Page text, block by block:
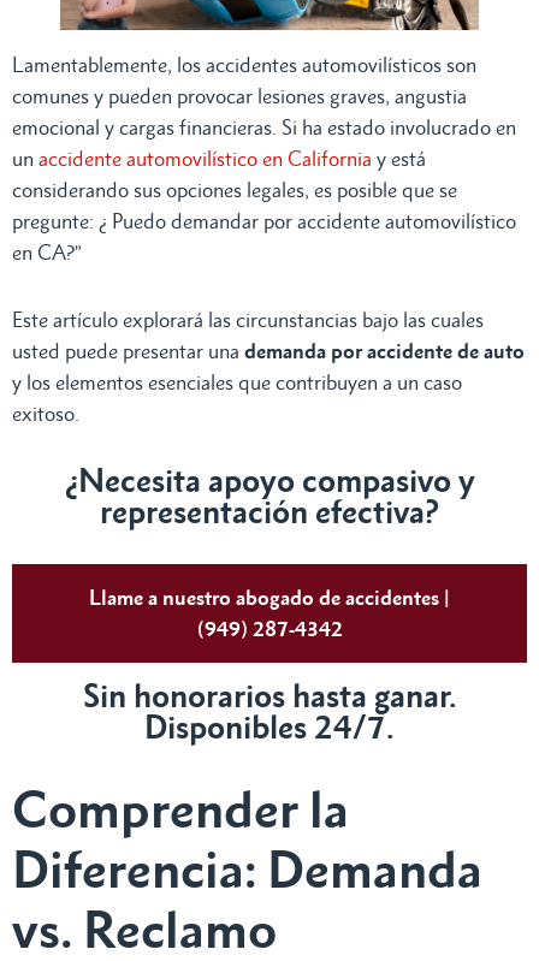
Lamentablemente, los accidentes automovilísticos son
comunes y pueden provocar lesiones graves, angustia
emocional y cargas financieras. Si ha estado involucrado en
un accidente automovilístico en California y está
considerando sus opciones legales, es posible que se
pregunte: ¿ Puedo demandar por accidente automovilístico
en CA?”
Este artículo explorará las circunstancias bajo las cuales
usted puede presentar una demanda por accidente de auto
y los elementos esenciales que contribuyen a un caso
exitoso.
¿Necesita apoyo compasivo y
representación efectiva?
Llame a nuestro abogado de accidentes |
(949) 287-4342
Sin honorarios hasta ganar.
Disponibles 24/7.
Comprender la
Diferencia: Demanda
vs. Reclamo